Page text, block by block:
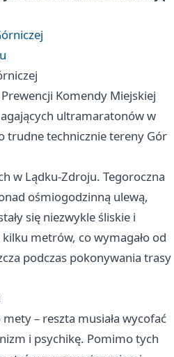
Komendy Miejskiej
ultramaratonów w
trudne technicznie tereny Gór
w Lądku-Zdroju. Tegoroczna
ośmiogodzinną ulewą,
się niezwykle śliskie i
metrów, co wymagało od
podczas pokonywania trasy
– reszta musiała wycofać
i psychikę. Pomimo tych